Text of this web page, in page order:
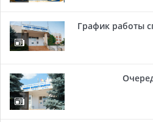
График работы